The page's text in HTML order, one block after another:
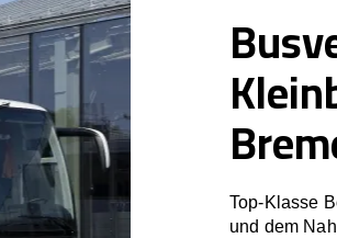
Top-Klasse
und dem